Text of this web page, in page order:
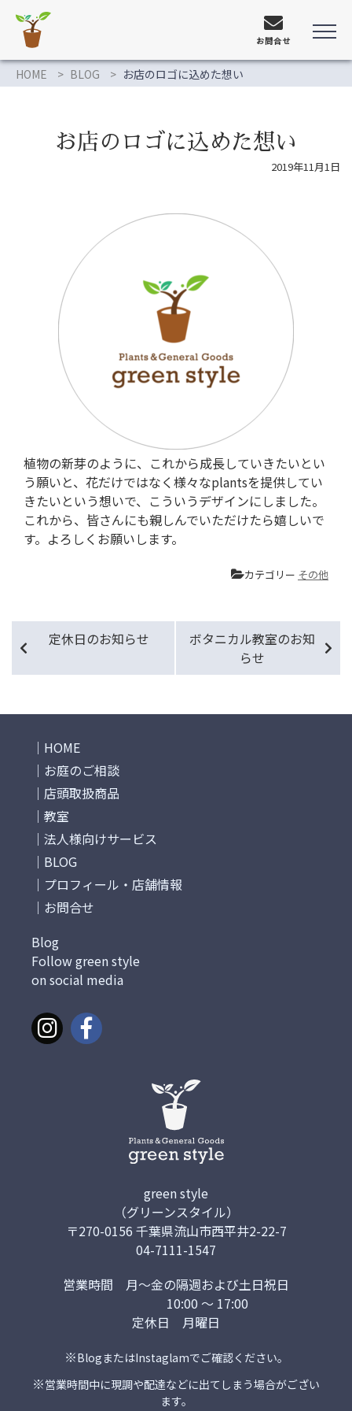
お問合せ
HOME BLOG お店のロゴに込めた想い
お店のロゴに込めた想い
2019年11月1日
植物の新芽のように、これから成長していきたいとい
う願いと、花だけではなく様々なplantsを提供してい
きたいという想いで、こういうデザインにしました。
これから、皆さんにも親しんでいただけたら嬉しいで
す。よろしくお願いします。
カテゴリー その他
定休日のお知らせ
ボタニカル教室のお知
らせ
HOME
お庭のご相談
店頭取扱商品
教室
法人様向けサービス
BLOG
プロフィール・店舗情報
お問合せ
Blog
Follow green style
on social media
green style
（グリーンスタイル）
〒270-0156 千葉県流山市西平井2-22-7
04-7111-1547
営業時間 月～金の隔週および土日祝日
10:00 ～ 17:00
定休日 月曜日
※BlogまたはInstaglamでご確認ください。
※営業時間中に現調や配達などに出てしまう場合がござい
ます。